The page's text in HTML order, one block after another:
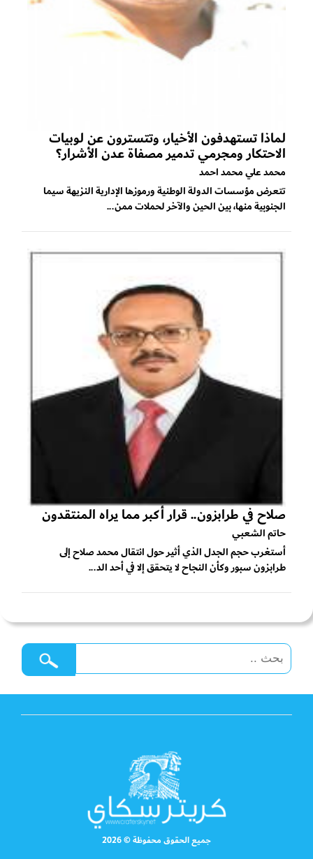
لماذا تستهدفون الأخيار، وتتسترون عن لوبيات
الاحتكار ومجرمي تدمير مصفاة عدن الأشرار؟
محمد علي محمد احمد
تتعرض مؤسسات الدولة الوطنية ورموزها الإدارية النزيهة سيما
الجنوبية منها، بين الحين والآخر لحملات ممن...
صلاح في طرابزون.. قرار أكبر مما يراه المنتقدون
حاتم الشعبي
أستغرب حجم الجدل الذي أثير حول انتقال محمد صلاح إلى
طرابزون سبور وكأن النجاح لا يتحقق إلا في أحد الد...
جميع الحقوق محفوظة © 2026